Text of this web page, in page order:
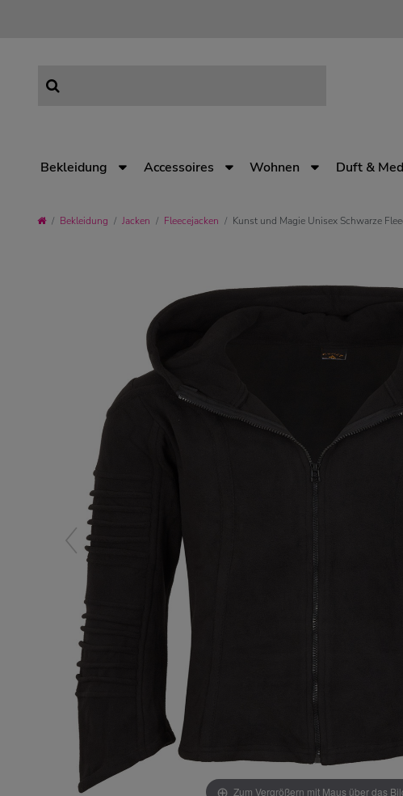
Bekleidung Accessoires Wohnen Duft &
Bekleidung Jacken Fleecejacken Kunst und Magie Unisex Schwarze
Zum Vergrößern mit Maus über das